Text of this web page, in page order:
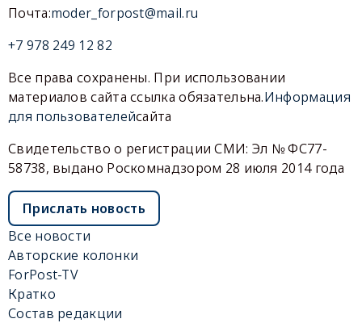
Почта:moder_forpost@mail.ru
+7 978 249 12 82
Все права сохранены. При использовании
материалов сайта ссылка обязательна.Информация
для пользователейсайта
Свидетельство о регистрации СМИ: Эл № ФС77-
58738, выдано Роскомнадзором 28 июля 2014 года
Прислать новость
Все новости
Авторские колонки
ForPost-TV
Кратко
Состав редакции